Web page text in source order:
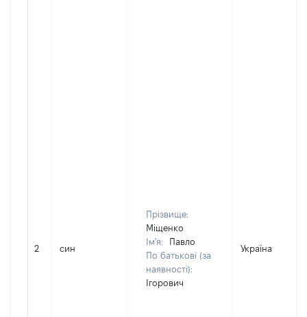
2 син
Прізвище:
Міщенко
Ім'я:
Павло
По батькові (за
наявності):
Ігорович
Україна